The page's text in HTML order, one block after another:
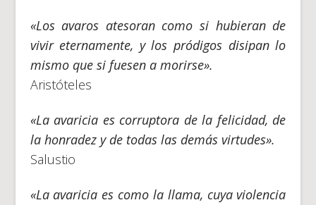
«Los avaros atesoran como si hubieran de
vivir eternamente, y los pródigos disipan lo
mismo que si fuesen a morirse».
Aristóteles
«La avaricia es corruptora de la felicidad, de
la honradez y de todas las demás virtudes».
Salustio
«La avaricia es como la llama, cuya violencia